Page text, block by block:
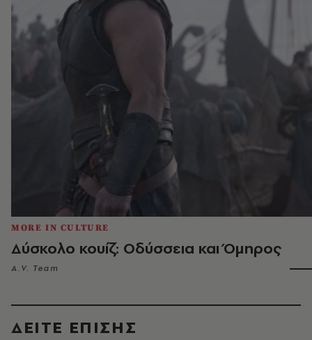
MORE IN CULTURE
Δύσκολο κουίζ: Οδύσσεια και Όμηρος
A.V. Team
ΔΕΙΤΕ ΕΠΙΣΗΣ